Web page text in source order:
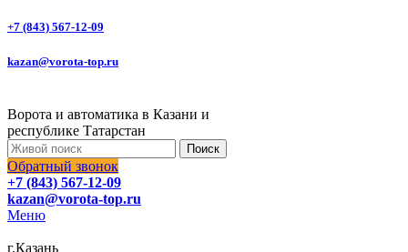
+7 (843) 567-12-09
kazan@vorota-top.ru
Ворота и автоматика в Казани и
республике Татарстан
Поиск
Обратный звонок
+7 (843) 567-12-09
kazan@vorota-top.ru
Меню
г.Казань